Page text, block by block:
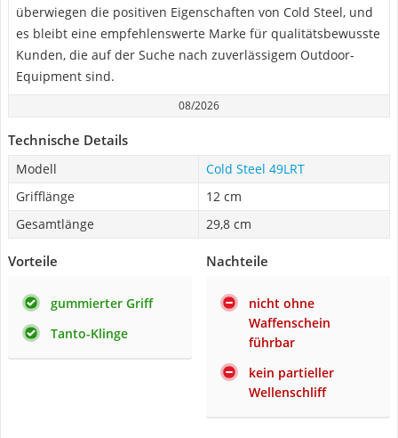
überwiegen die positiven Eigenschaften von Cold Steel, und
es bleibt eine empfehlenswerte Marke für qualitätsbewusste
Kunden, die auf der Suche nach zuverlässigem Outdoor-
Equipment sind.
08/2026
Technische Details
Modell
Cold Steel 49LRT
Grifflänge
12 cm
Gesamtlänge
29,8 cm
Vorteile
gummierter Griff
Tanto-Klinge
Nachteile
nicht ohne
Waffenschein
führbar
kein partieller
Wellenschliff